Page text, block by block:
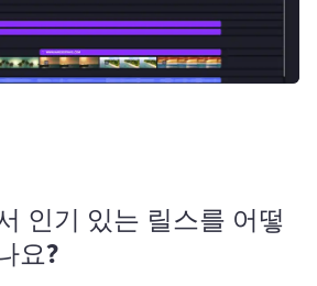
인기 있는 릴스를 어떻
요?